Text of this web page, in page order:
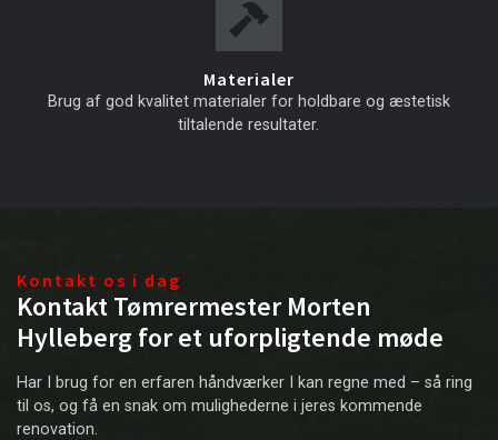
Materialer
Brug af god kvalitet materialer for holdbare og æstetisk
tiltalende resultater.
Kontakt os i dag
Kontakt Tømrermester Morten
Hylleberg for et uforpligtende møde
Har I brug for en erfaren håndværker I kan regne med – så ring
til os, og få en snak om mulighederne i jeres kommende
renovation.